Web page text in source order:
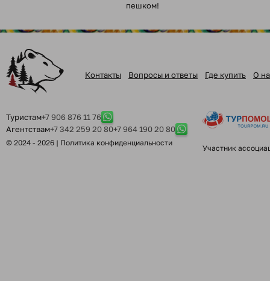
пешком!
Контакты Вопросы и ответы Где купить О
Туристам+7 906 876 11 76
Агентствам+7 342 259 20 80+7 964 190 20 80
© 2024 - 2026 | Политика конфиденциальности
Участник